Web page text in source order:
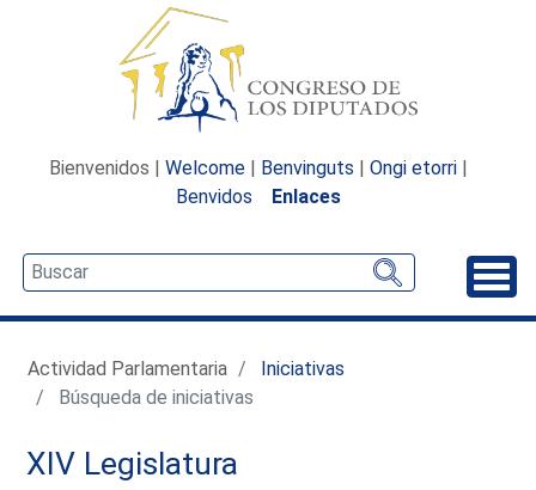
Bienvenidos | Welcome | Benvinguts | Ongi etorri |
Benvidos
Enlaces
Actividad Parlamentaria
Iniciativas
Búsqueda de iniciativas
XIV Legislatura